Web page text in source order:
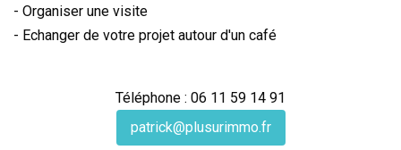
- Organiser une visite
- Echanger de votre projet autour d'un café
Téléphone : 06 11 59 14 91
patrick@plusurimmo.fr